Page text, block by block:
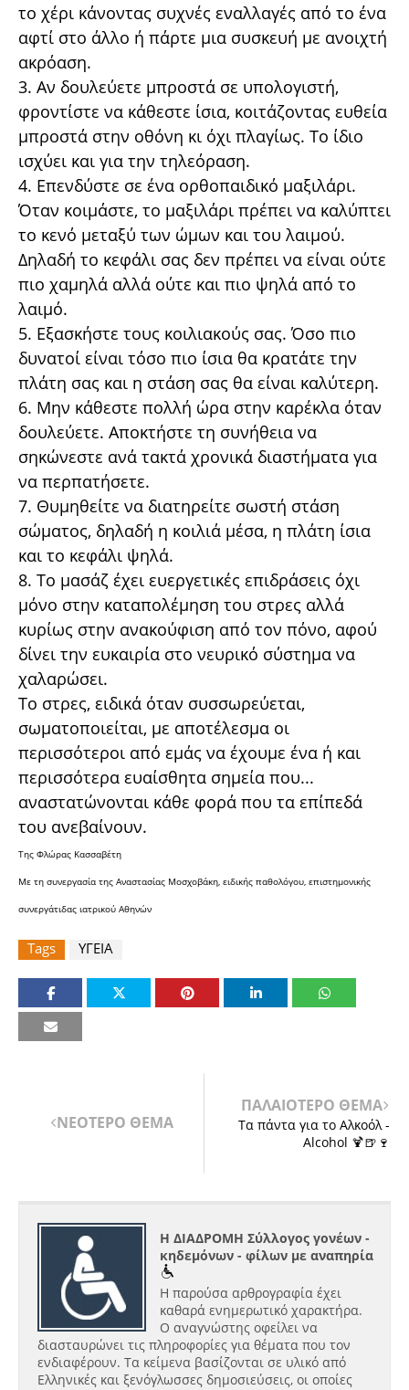
το χέρι κάνοντας συχνές εναλλαγές από το ένα
αφτί στο άλλο ή πάρτε µια συσκευή µε ανοιχτή
ακρόαση.
3. Αν δουλεύετε µπροστά σε υπολογιστή,
φροντίστε να κάθεστε ίσια, κοιτάζοντας ευθεία
µπροστά στην οθόνη κι όχι πλαγίως. Το ίδιο
ισχύει και για την τηλεόραση.
4. Επενδύστε σε ένα ορθοπαιδικό µαξιλάρι.
Όταν κοιµάστε, το µαξιλάρι πρέπει να καλύπτει
το κενό µεταξύ των ώµων και του λαιµού.
∆ηλαδή το κεφάλι σας δεν πρέπει να είναι ούτε
πιο χαµηλά αλλά ούτε και πιο ψηλά από το
λαιµό.
5. Εξασκήστε τους κοιλιακούς σας. Όσο πιο
δυνατοί είναι τόσο πιο ίσια θα κρατάτε την
πλάτη σας και η στάση σας θα είναι καλύτερη.
6. Μην κάθεστε πολλή ώρα στην καρέκλα όταν
δουλεύετε. Αποκτήστε τη συνήθεια να
σηκώνεστε ανά τακτά χρονικά διαστήµατα για
να περπατήσετε.
7. Θυµηθείτε να διατηρείτε σωστή στάση
σώµατος, δηλαδή η κοιλιά µέσα, η πλάτη ίσια
και το κεφάλι ψηλά.
8. Το µασάζ έχει ευεργετικές επιδράσεις όχι
µόνο στην καταπολέµηση του στρες αλλά
κυρίως στην ανακούφιση από τον πόνο, αφού
δίνει την ευκαιρία στο νευρικό σύστηµα να
χαλαρώσει.
To στρες, ειδικά όταν συσσωρεύεται,
σωµατοποιείται, µε αποτέλεσµα οι
περισσότεροι από εµάς να έχουµε ένα ή και
περισσότερα ευαίσθητα σηµεία που...
αναστατώνονται κάθε φορά που τα επίπεδά
του ανεβαίνουν.
Της Φλώρας Κασσαβέτη
Με τη συνεργασία της Αναστασίας Μοσχοβάκη, ειδικής παθολόγου, επιστημονικής
συνεργάτιδας ιατρικού Αθηνών
Tags ΥΓΕΙΑ
ΝΕΟΤΕΡΟ ΘΕΜΑ
ΠΑΛΑΙΟΤΕΡΟ ΘΕΜΑ
Τα πάντα για το Αλκοόλ -
Alcohol 🍹🍺🍷
Η ΔΙΑΔΡΟΜΗ Σύλλογος γονέων -
κηδεμόνων - φίλων με αναπηρία
Η παρούσα αρθρογραφία έχει
καθαρά ενημερωτικό χαρακτήρα.
Ο αναγνώστης οφείλει να
διασταυρώνει τις πληροφορίες για θέματα που τον
ενδιαφέρουν. Τα κείμενα βασίζονται σε υλικό από
Ελληνικές και ξενόγλωσσες δημοσιεύσεις, οι οποίες